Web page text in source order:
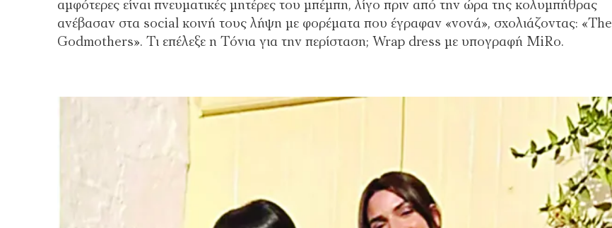
αμφότερες είναι πνευματικές μητέρες του μπέμπη, λίγο πριν από την ώρα της κολυμπήθρας
ανέβασαν στα social κοινή τους λήψη με φορέματα που έγραφαν «νονά», σχολιάζοντας: «The
Godmothers». Τι επέλεξε η Τόνια για την περίσταση; Wrap dress με υπογραφή MiRo.